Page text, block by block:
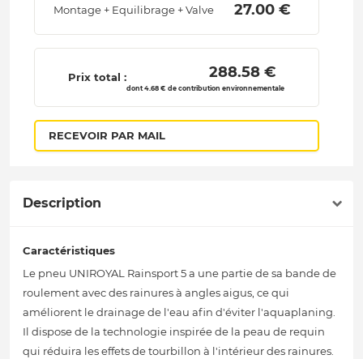
Montage + Equilibrage + Valve 27.00 €
Prix total : 288.58 €
dont 4.68 € de contribution environnementale
RECEVOIR PAR MAIL
Description
Caractéristiques
Le pneu UNIROYAL Rainsport 5 a une partie de sa bande de
roulement avec des rainures à angles aigus, ce qui
améliorent le drainage de l'eau afin d'éviter l'aquaplaning.
Il dispose de la technologie inspirée de la peau de requin
qui réduira les effets de tourbillon à l'intérieur des rainures.